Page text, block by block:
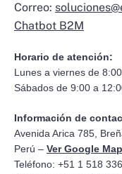
Correo:
Chatbot B2M
Horario de atención:
Lunes a viernes de
Sábados de 9:00 a
Información de
Avenida Arica 785,
Perú – Ver Google
Teléfono: +51 1 518